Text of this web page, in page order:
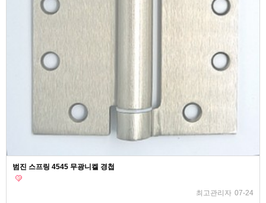
범진 스프링 4545 무광니켈 경첩
최고관리자 07-24